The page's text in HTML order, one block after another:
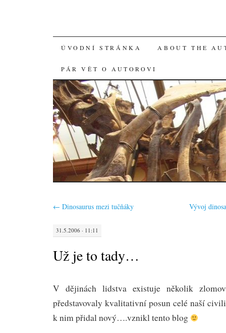
SKIP
TO
CONTENT
ÚVODNÍ STRÁNKA ABOUT THE
PÁR VĚT O AUTOROVI
← Dinosaurus mezi tučňáky Vývoj
31.5.2006 · 11:11
Už je to tady…
V dějinách lidstva existuje několik
představovaly kvalitativní posun celé naší
k nim přidal nový….vznikl tento blog